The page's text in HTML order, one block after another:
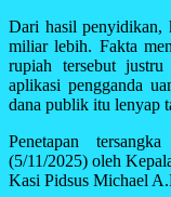
Dari hasil penyidikan,
miliar lebih. Fakta
rupiah tersebut
aplikasi pengganda
dana publik itu lenyap
Penetapan
(5/11/2025) oleh
Kasi Pidsus Michael